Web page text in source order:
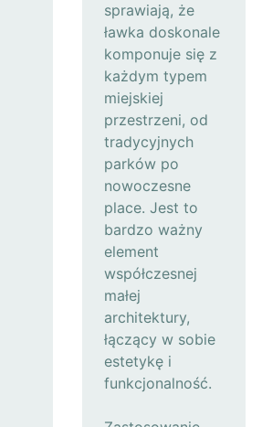
sprawiają, że
ławka doskonale
komponuje się z
każdym typem
miejskiej
przestrzeni, od
tradycyjnych
parków po
nowoczesne
place. Jest to
bardzo ważny
element
współczesnej
małej
architektury,
łączący w sobie
estetykę i
funkcjonalność.